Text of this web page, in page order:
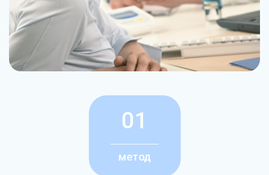
01
метод